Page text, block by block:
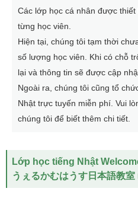
Các lớp học cá nhân được
từng học viên.
Hiện tại, chúng tôi tạm thời
số lượng học viên. Khi có chỗ
lại và thông tin sẽ được cập
Ngoài ra, chúng tôi cũng tổ
Nhật trực tuyến miễn phí. Vui
chúng tôi để biết thêm chi tiết.
Lớp học tiếng Nhật
うぇるかむはうす日本語教室